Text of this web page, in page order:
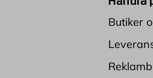
Butiker